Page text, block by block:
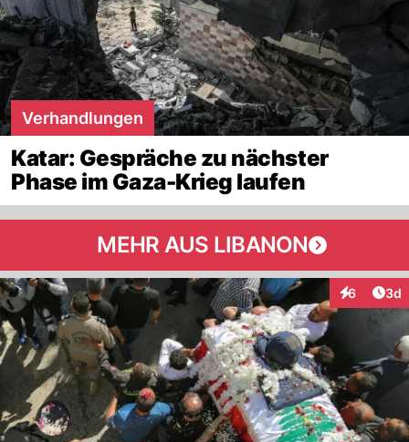
Verhandlungen
Katar: Gespräche zu nächster
Phase im Gaza-Krieg laufen
MEHR AUS LIBANON
6 3d